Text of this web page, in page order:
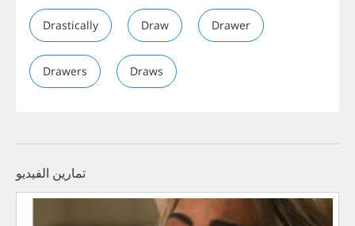
Drastically Draw Drawer
Drawers Draws
تمارين الفيديو